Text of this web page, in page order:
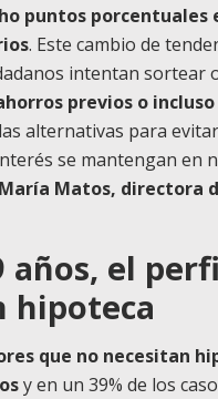
puntos porcentuales
. Este cambio de
intentan sortear
previos o
alternativas para
se mantengan en
Matos, directora
años, el
hipoteca
que no necesitan
y en un 39% de los